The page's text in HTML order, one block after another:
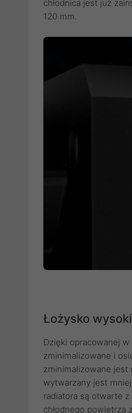
chłodnica jest już
120 mm.
Łożysko
Dzięki opracowanej
zminimalizowane i
zminimalizowane jest
wytwarzany jest
radiatora są otwarte
chłodnego powietrza